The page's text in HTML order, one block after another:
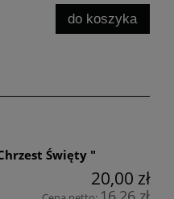
do koszyka
Święty "
20,00 zł